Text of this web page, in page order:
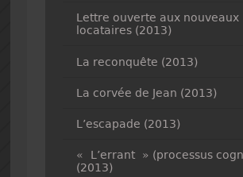
Lettre ouverte aux nouveaux
locataires (2013)
La reconquête (2013)
La corvée de Jean (2013)
L’escapade (2013)
« L’errant » (processus
(2013)